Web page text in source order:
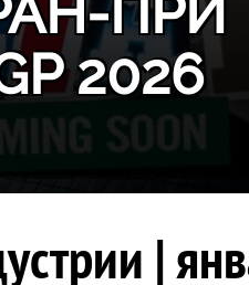
ПРИ
2026
|